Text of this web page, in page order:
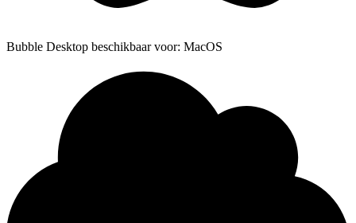
Bubble Desktop beschikbaar voor: MacOS